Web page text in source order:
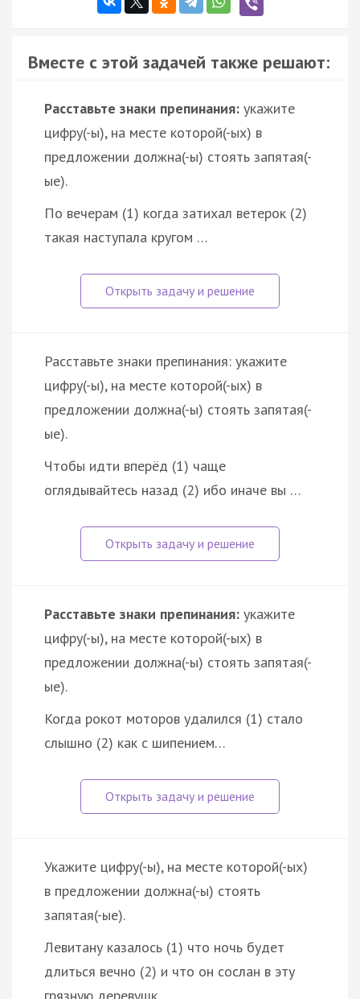
Вместе с этой задачей также решают:
Расставьте знаки препинания: укажите
цифру(-ы), на месте которой(-ых) в
предложении должна(-ы) стоять запятая(-
ые).
По вечерам (1) когда затихал ветерок (2)
такая наступала кругом …
Расставьте знаки препинания: укажите
цифру(-ы), на месте которой(-ых) в
предложении должна(-ы) стоять запятая(-
ые).
Чтобы идти вперёд (1) чаще
оглядывайтесь назад (2) ибо иначе вы …
Расставьте знаки препинания: укажите
цифру(-ы), на месте которой(-ых) в
предложении должна(-ы) стоять запятая(-
ые).
Когда рокот моторов удалился (1) стало
слышно (2) как с шипением…
Укажите цифру(-ы), на месте которой(-ых)
в предложении должна(-ы) стоять
запятая(-ые).
Левитану казалось (1) что ночь будет
длиться вечно (2) и что он сослан в эту
грязную деревушк…